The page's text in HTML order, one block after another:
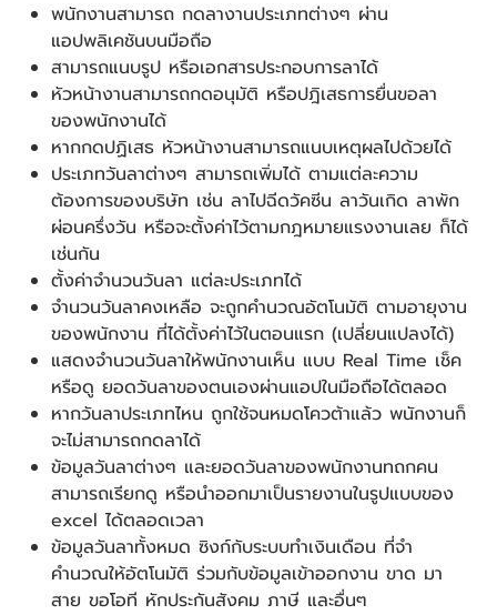
พนักงานสามารถ กดลางานประเภทต่างๆ ผ่าน
แอปพลิเคชันบนมือถือ
สามารถแนบรูป หรือเอกสารประกอบการลาได้
หัวหน้างานสามารถกดอนุมัติ หรือปฎิเสธการยื่นขอลา
ของพนักงานได้
หากกดปฏิเสธ หัวหน้างานสามารถแนบเหตุผลไปด้วยได้
ประเภทวันลาต่างๆ สามารถเพิ่มได้ ตามแต่ละความ
ต้องการของบริษัท เช่น ลาไปฉีดวัคซีน ลาวันเกิด ลาพัก
ผ่อนครึ่งวัน หรือจะตั้งค่าไว้ตามกฎหมายแรงงานเลย ก็ได้
เช่นกัน
ตั้งค่าจำนวนวันลา แต่ละประเภทได้
จำนวนวันลาคงเหลือ จะถูกคำนวณอัตโนมัติ ตามอายุงาน
ของพนักงาน ที่ได้ตั้งค่าไว้ในตอนแรก (เปลี่ยนแปลงได้)
แสดงจำนวนวันลาให้พนักงานเห็น แบบ Real Time เช็ค
หรือดู ยอดวันลาของตนเองผ่านแอปในมือถือได้ตลอด
หากวันลาประเภทไหน ถูกใช้จนหมดโควต้าแล้ว พนักงานก็
จะไม่สามารถกดลาได้
ข้อมูลวันลาต่างๆ และยอดวันลาของพนักงานทถกคน
สามารถเรียกดู หรือนำออกมาเป็นรายงานในรูปแบบของ
excel ได้ตลอดเวลา
ข้อมูลวันลาทั้งหมด ซิงก์กับระบบทำเงินเดือน ที่จำ
คำนวณให้อัตโนมัติ ร่วมกับข้อมูลเข้าออกงาน ขาด มา
สาย ขอโอที หักประกันสังคม ภาษี และอื่นๆ